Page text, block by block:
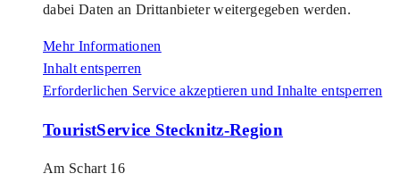
dabei Daten an Drittanbieter weitergegeben werden.
Mehr Informationen
Inhalt entsperren
Erforderlichen Service akzeptieren und Inhalte entsperren
TouristService Stecknitz-Region
Am Schart 16